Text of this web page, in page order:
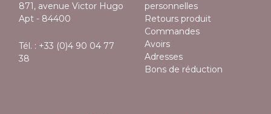
871, avenue Victor Hugo
Apt - 84400
Tél. : +33 (0)4 90 04 77
38
personnelles
Retours produit
Commandes
Avoirs
Adresses
Bons de réduction